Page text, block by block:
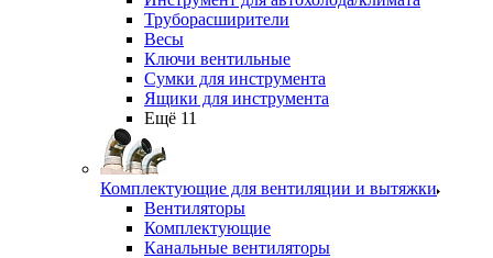
Труборасширители
Весы
Ключи вентильные
Сумки для инструмента
Ящики для инструмента
Ещё 11
Комплектующие для вентиляции и вытяжки
Вентиляторы
Комплектующие
Канальные вентиляторы